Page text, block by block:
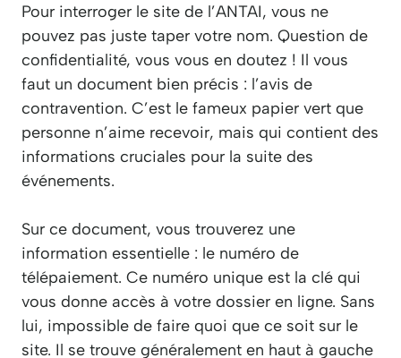
Pour interroger le site de l’ANTAI, vous ne
pouvez pas juste taper votre nom. Question de
confidentialité, vous vous en doutez ! Il vous
faut un document bien précis : l’avis de
contravention. C’est le fameux papier vert que
personne n’aime recevoir, mais qui contient des
informations cruciales pour la suite des
événements.
Sur ce document, vous trouverez une
information essentielle : le numéro de
télépaiement. Ce numéro unique est la clé qui
vous donne accès à votre dossier en ligne. Sans
lui, impossible de faire quoi que ce soit sur le
site. Il se trouve généralement en haut à gauche